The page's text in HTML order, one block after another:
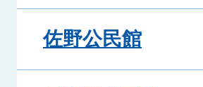
佐野公民館